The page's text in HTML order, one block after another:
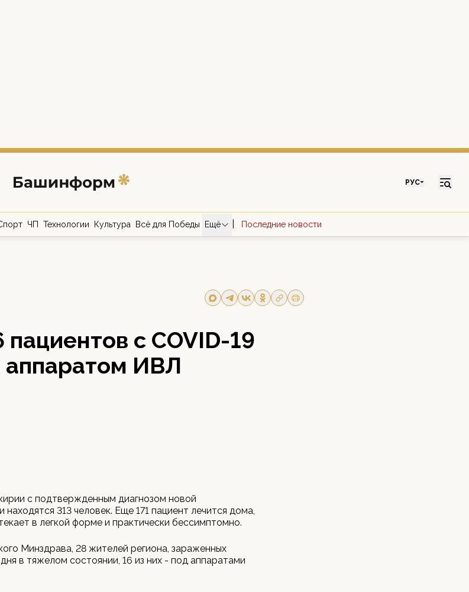
РУС
ЧП Технологии Культура Всё для Победы Ещё Последние новости
с COVID-19
аппаратом ИВЛ
с подтвержденным диагнозом новой
313 человек. Еще 171 пациент лечится дома,
в легкой форме и практически бессимптомно.
Минздрава, 28 жителей региона, зараженных
в тяжелом состоянии, 16 из них - под аппаратами